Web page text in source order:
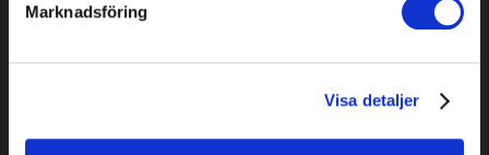
Marknadsföring
Visa detaljer